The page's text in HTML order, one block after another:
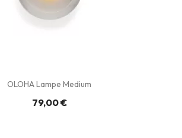
OLOHA Lampe Medium
79,00 €